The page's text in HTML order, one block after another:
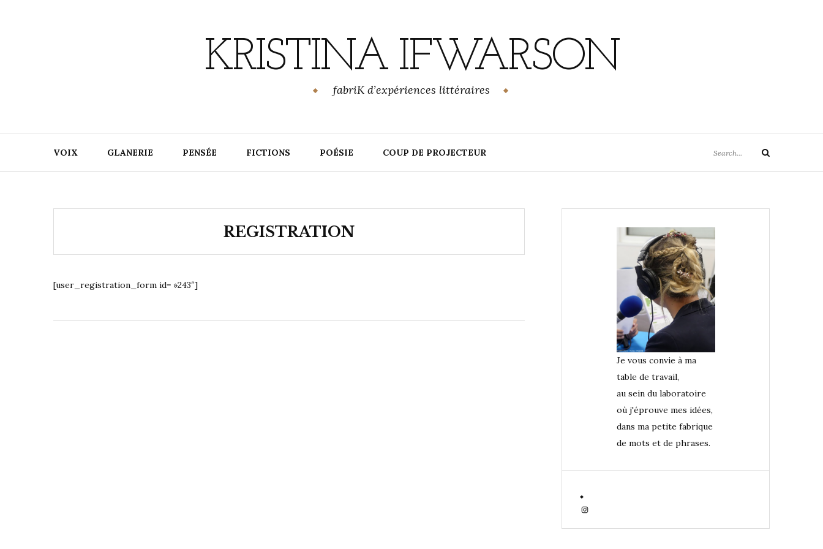
KRISTINA IFWARSON
fabriK d’expériences littéraires
VOIX GLANERIE PENSÉE FICTIONS POÉSIE COUP DE PROJECTEUR
for:
Search
REGISTRATION
[user_registration_form id= »243″]
Je vous convie à ma
table de travail,
au sein du laboratoire
où j'éprouve mes idées,
dans ma petite fabrique
de mots et de phrases.
Instagram